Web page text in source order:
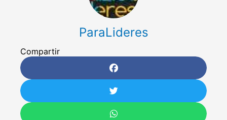
ParaLideres
Compartir